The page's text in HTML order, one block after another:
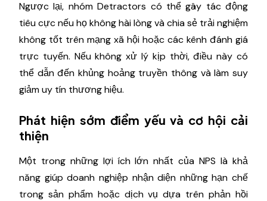
Ngược lại, nhóm Detractors có thể gây tác động
tiêu cực nếu họ không hài lòng và chia sẻ trải nghiệm
không tốt trên mạng xã hội hoặc các kênh đánh giá
trực tuyến. Nếu không xử lý kịp thời, điều này có
thể dẫn đến khủng hoảng truyền thông và làm suy
giảm uy tín thương hiệu.
Phát hiện sớm điểm yếu và cơ hội cải
thiện
Một trong những lợi ích lớn nhất của NPS là khả
năng giúp doanh nghiệp nhận diện những hạn chế
trong sản phẩm hoặc dịch vụ dựa trên phản hồi